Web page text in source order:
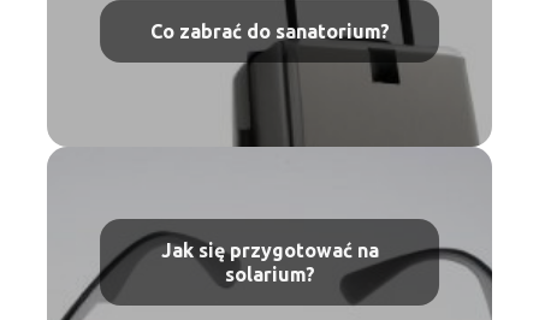
Co zabrać do sanatorium?
Jak się przygotować na
solarium?